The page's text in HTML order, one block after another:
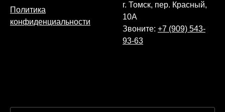
Политика
конфиденциальности
г. Томск, пер. Красный,
10А
Звоните: +7 (909) 543-
93-63